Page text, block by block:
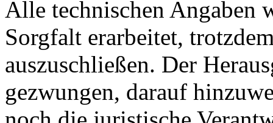
Alle technischen Angaben
Sorgfalt erarbeitet,
auszuschließen. Der
gezwungen, darauf